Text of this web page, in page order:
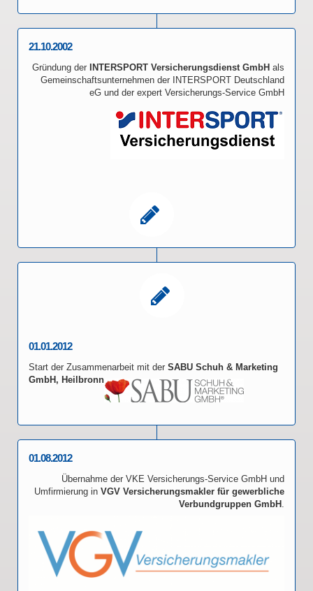
21.10.2002
Gründung der INTERSPORT Versicherungsdienst GmbH als
Gemeinschaftsunternehmen der INTERSPORT Deutschland
eG und der expert Versicherungs-Service GmbH
01.01.2012
Start der Zusammenarbeit mit der SABU Schuh & Marketing
GmbH, Heilbronn
01.08.2012
Übernahme der VKE Versicherungs-Service GmbH und
Umfirmierung in VGV Versicherungsmakler für gewerbliche
Verbundgruppen GmbH .